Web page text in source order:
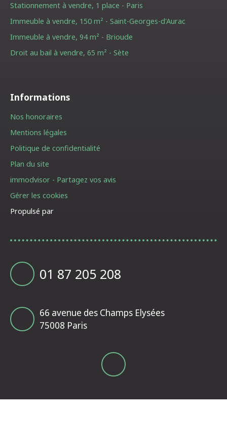
Stationnement à vendre, 1 place - Paris
Immeuble à vendre, 150 m² - Saint-Georges-d'Aurac
Immeuble à vendre, 94 m² - Brioude
Droit au bail à vendre, 65 m² - Sète
Informations
Nos honoraires
Mentions légales
Politique de confidentialité
Plan du site
immodvisor - Partagez vos avis
Gérer les cookies
Propulsé par
01 87 205 208
66 avenue des Champs Elysées
75008 Paris